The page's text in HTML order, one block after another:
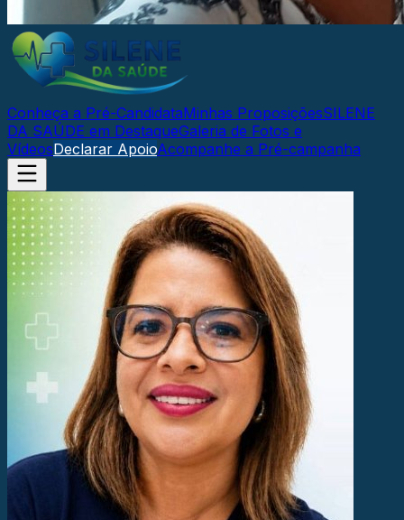
Conheça a Pré-CandidataMinhas ProposiçõesSILENE
DA SAÚDE em DestaqueGaleria de Fotos e
VídeosDeclarar ApoioAcompanhe a Pré-campanha